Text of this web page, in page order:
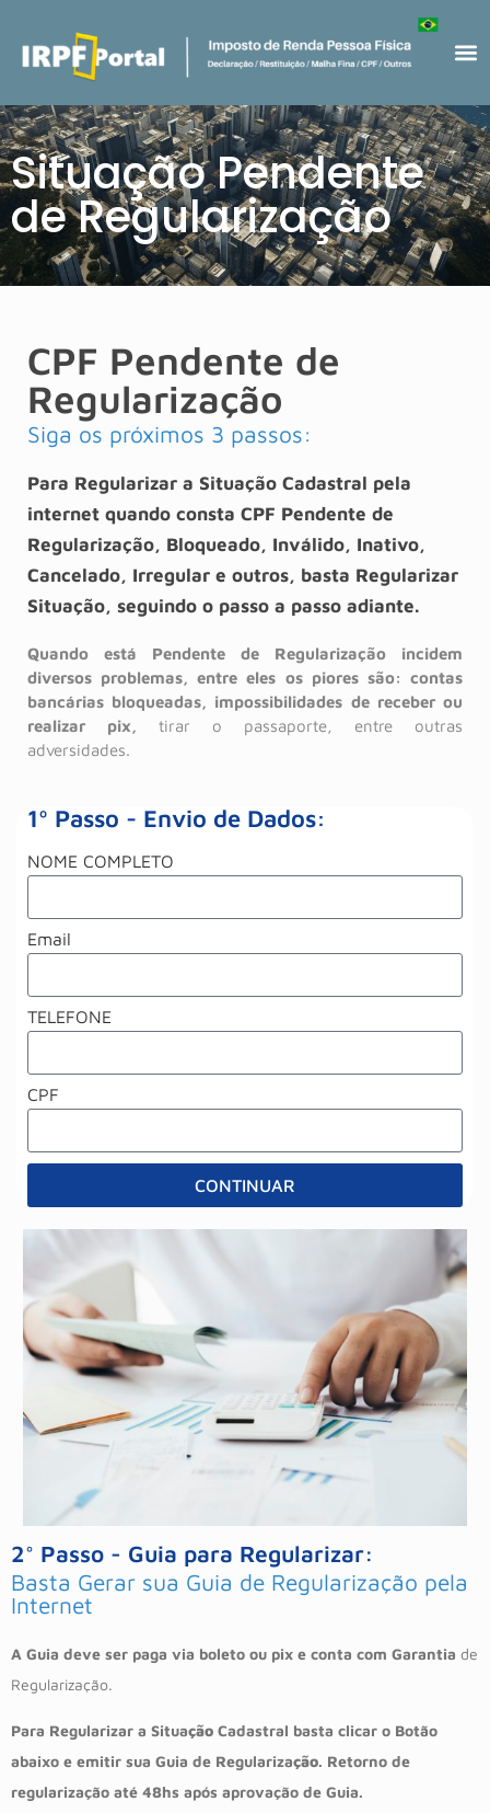
Situação Pendente
de Regularização
CPF Pendente de
Regularização
Siga os próximos 3 passos:
Para Regularizar a Situação Cadastral pela
internet quando consta CPF Pendente de
Regularização, Bloqueado, Inválido, Inativo,
Cancelado, Irregular e outros, basta Regularizar
Situação, seguindo o passo a passo adiante.
Quando está Pendente de Regularização incidem
diversos problemas, entre eles os piores são: contas
bancárias bloqueadas, impossibilidades de receber ou
realizar pix, tirar o passaporte, entre outras
adversidades.
1º Passo - Envio de Dados:
NOME COMPLETO
Email
TELEFONE
CPF
CONTINUAR
2° Passo - Guia para Regularizar:
Basta Gerar sua Guia de Regularização pela
Internet
A Guia deve ser paga via boleto ou pix e conta com Garantia de
Regularização.
Para Regularizar a Situação Cadastral basta clicar o Botão
abaixo e emitir sua Guia de Regularização. Retorno de
regularização até 48hs após aprovação de Guia.